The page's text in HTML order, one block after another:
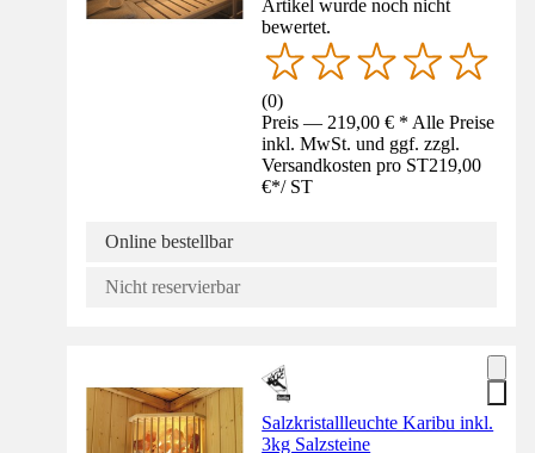
Artikel wurde noch nicht
bewertet.
(0)
Preis — 219,00 € * Alle Preise
inkl. MwSt. und ggf. zzgl.
Versandkosten pro ST219,00
€*/ ST
Online bestellbar
Nicht reservierbar
Salzkristallleuchte Karibu inkl.
3kg Salzsteine